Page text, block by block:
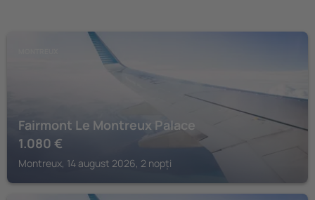
Fairmont Le Montreux Palace
1.080 €
Montreux, 14 august 2026, 2 nopți